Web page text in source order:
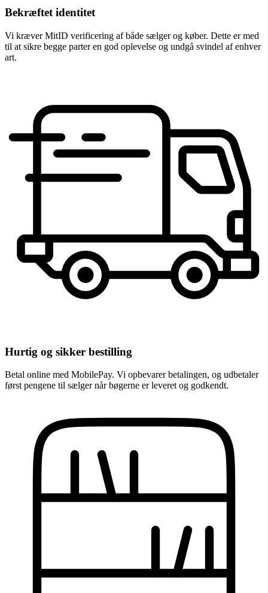
Bekræftet identitet
Vi kræver MitID verificering af både sælger og køber. Dette er med
til at sikre begge parter en god oplevelse og undgå svindel af enhver
art.
Hurtig og sikker bestilling
Betal online med MobilePay. Vi opbevarer betalingen, og udbetaler
først pengene til sælger når bøgerne er leveret og godkendt.